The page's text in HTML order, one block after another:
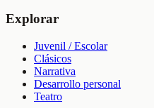
Explorar
Juvenil / Escolar
Clásicos
Narrativa
Desarrollo personal
Teatro